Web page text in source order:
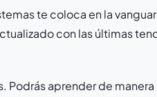
te coloca en la
con las últimas
aprender de